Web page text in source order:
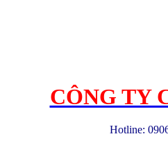
CÔNG TY
Hotline: